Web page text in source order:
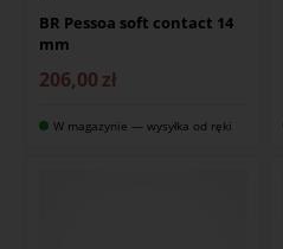
BR Pessoa soft contact 14
mm
206,00 zł
W magazynie — wysyłka od ręki